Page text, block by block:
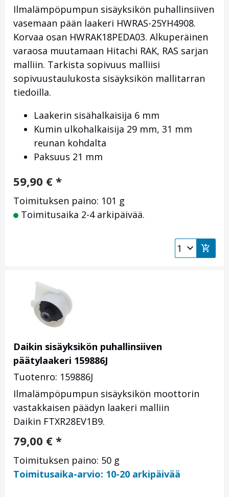
Ilmalämpöpumpun sisäyksikön puhallinsiiven
vasemaan pään laakeri HWRAS-25YH4908.
Korvaa osan HWRAK18PEDA03. Alkuperäinen
varaosa muutamaan Hitachi RAK, RAS sarjan
malliin. Tarkista sopivuus malliisi
sopivuustaulukosta sisäyksikön mallitarran
tiedoilla.
Laakerin sisähalkaisija 6 mm
Kumin ulkohalkaisija 29 mm, 31 mm
reunan kohdalta
Paksuus 21 mm
59,90 € *
Toimituksen paino: 101 g
Toimitusaika 2-4 arkipäivää.
Daikin sisäyksikön puhallinsiiven
päätylaakeri 159886J
Tuotenro: 159886J
Ilmalämpöpumpun sisäyksikön moottorin
vastakkaisen päädyn laakeri malliin
Daikin FTXR28EV1B9.
79,00 € *
Toimituksen paino: 50 g
Toimitusaika-arvio: 10-20 arkipäivää